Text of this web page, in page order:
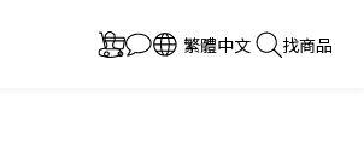
繁體中文 找商品